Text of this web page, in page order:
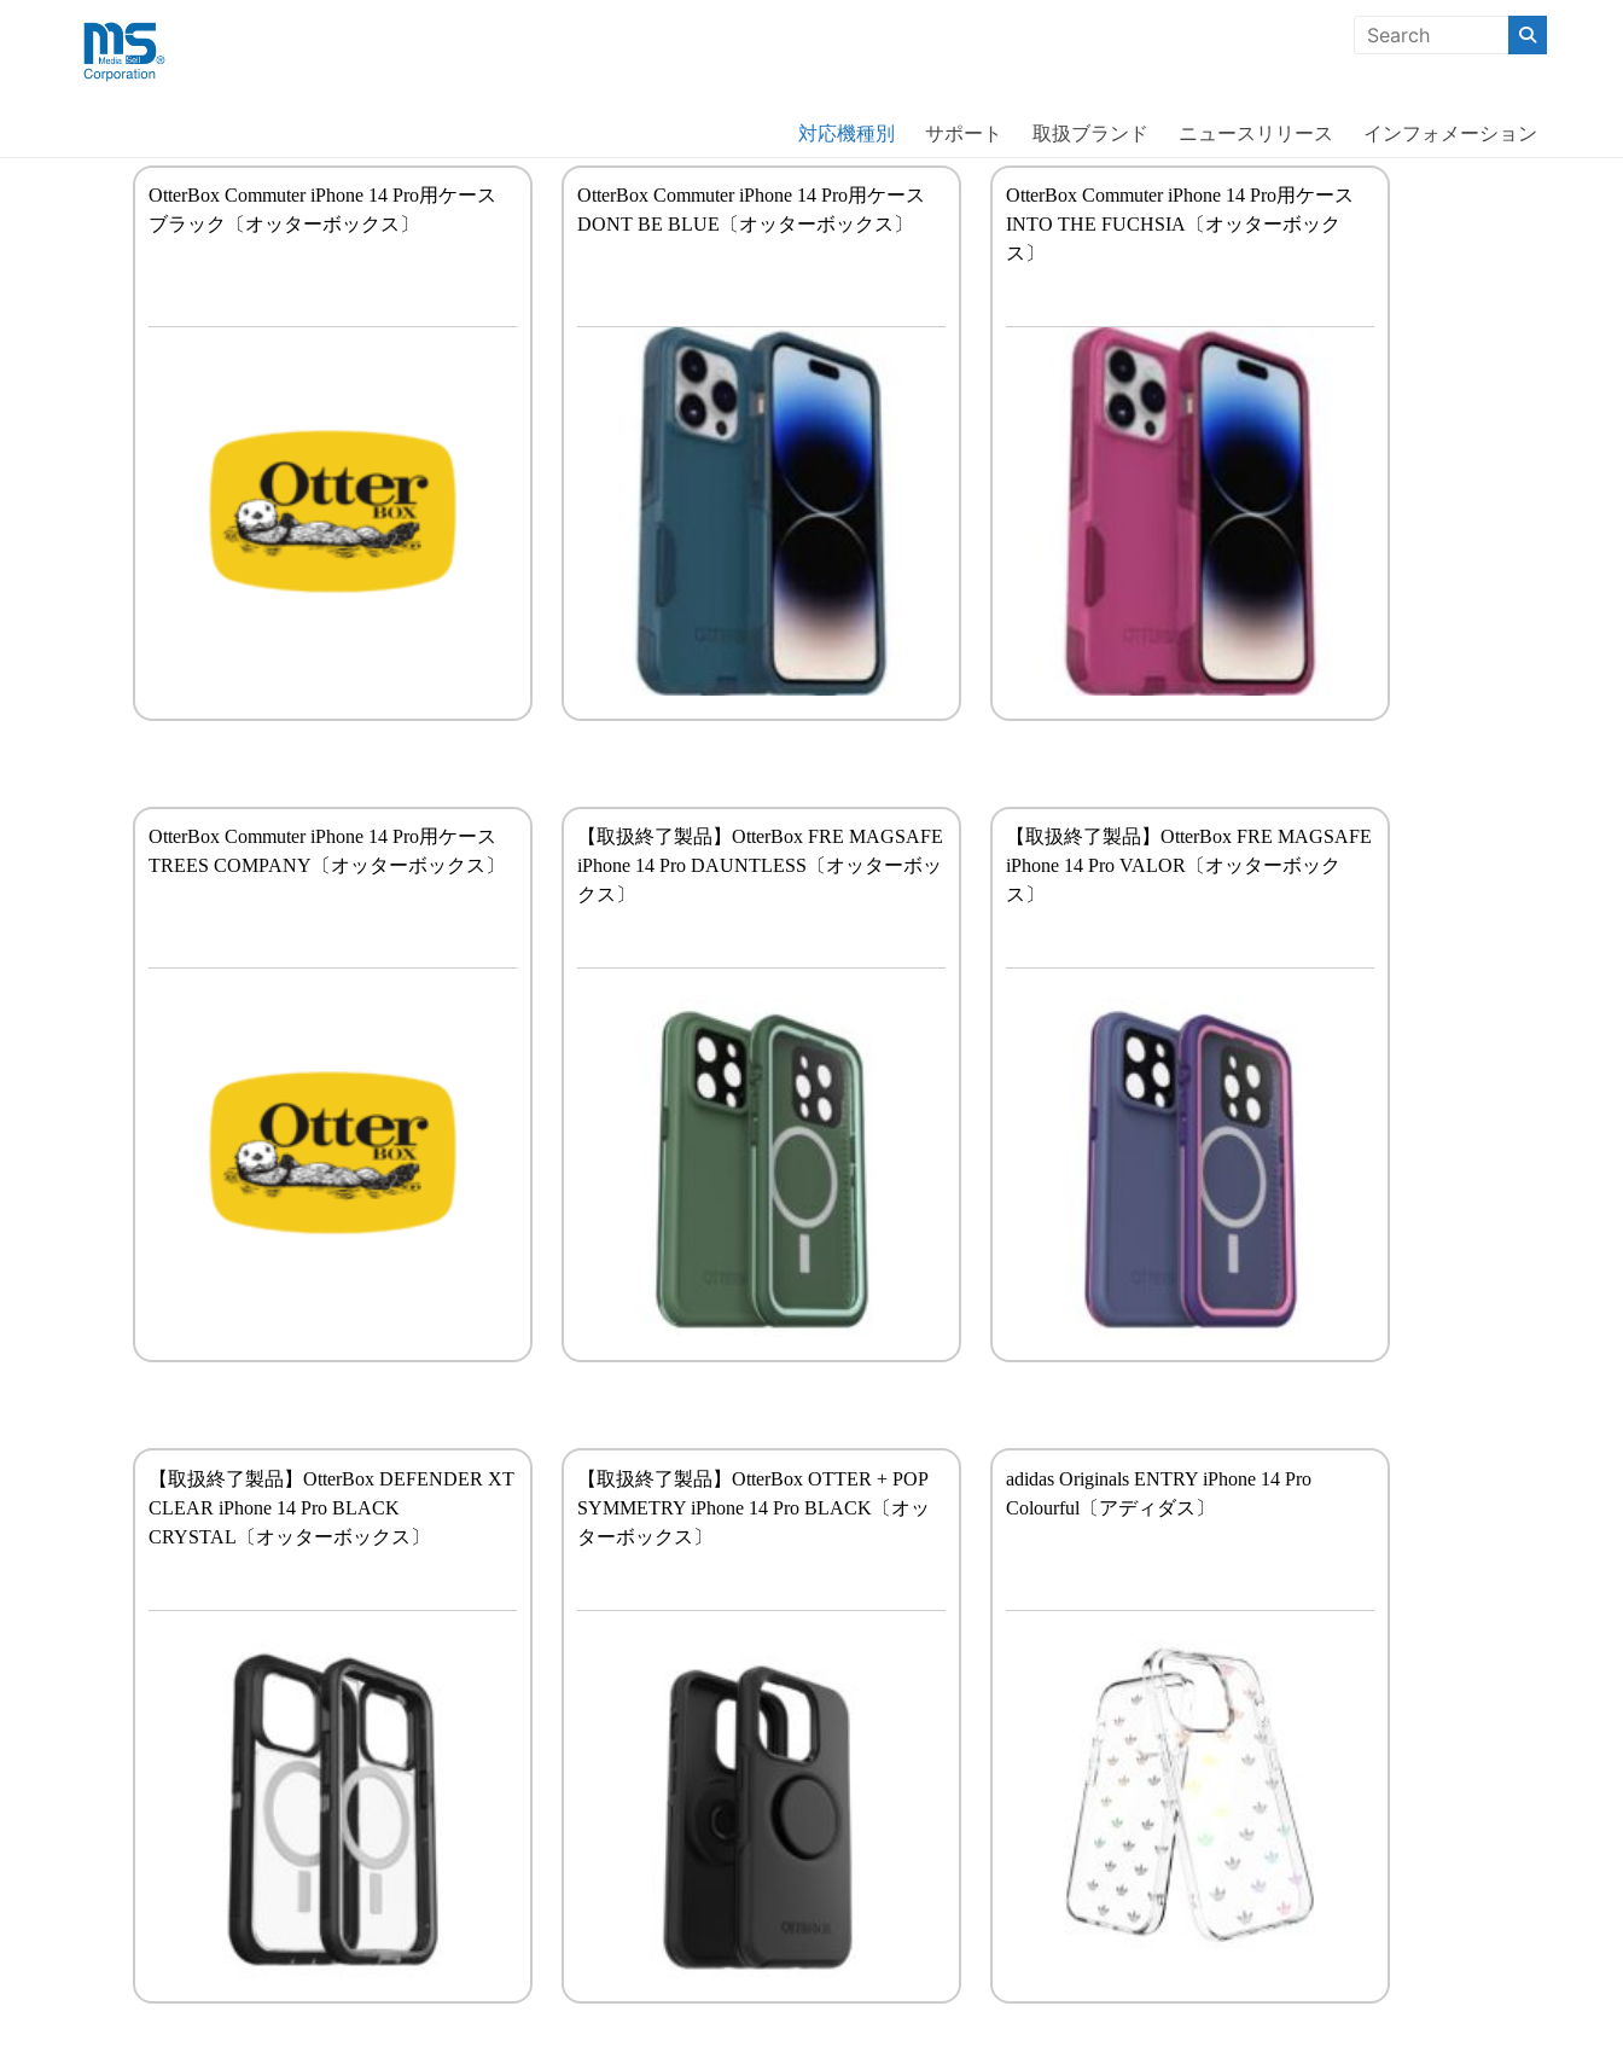
海外事業部が取り揃えている海外輸入商品には、日本では珍しい「海外ブランド」をはじめ「ユニークな商品」「機能的な商品」「コストパフォーマンスの高い商
対応機種別 サポート 取扱ブランド ニュースリリース インフォメーション
OtterBox Commuter iPhone 14 Pro用ケース
ブラック〔オッターボックス〕
OtterBox Commuter iPhone 14 Pro用ケース
DONT BE BLUE〔オッターボックス〕
OtterBox Commuter iPhone 14 Pro用ケース
INTO THE FUCHSIA〔オッターボック
ス〕
OtterBox Commuter iPhone 14 Pro用ケース
TREES COMPANY〔オッターボックス〕
【取扱終了製品】OtterBox FRE MAGSAFE
iPhone 14 Pro DAUNTLESS〔オッターボッ
クス〕
【取扱終了製品】OtterBox FRE MAGSAFE
iPhone 14 Pro VALOR〔オッターボック
ス〕
【取扱終了製品】OtterBox DEFENDER XT
CLEAR iPhone 14 Pro BLACK
CRYSTAL〔オッターボックス〕
【取扱終了製品】OtterBox OTTER + POP
SYMMETRY iPhone 14 Pro BLACK〔オッ
ターボックス〕
adidas Originals ENTRY iPhone 14 Pro
Colourful〔アディダス〕